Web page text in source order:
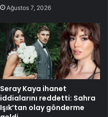
Ağustos 7, 2026
Seray Kaya ihanet
iddialarını reddetti: Sahra
Işık’tan olay gönderme